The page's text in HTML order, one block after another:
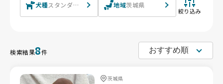
犬種スタンダードダックスフンド スタンダードダックスフンド(
地域茨城県
絞り込み
検索結果8件
茨城県